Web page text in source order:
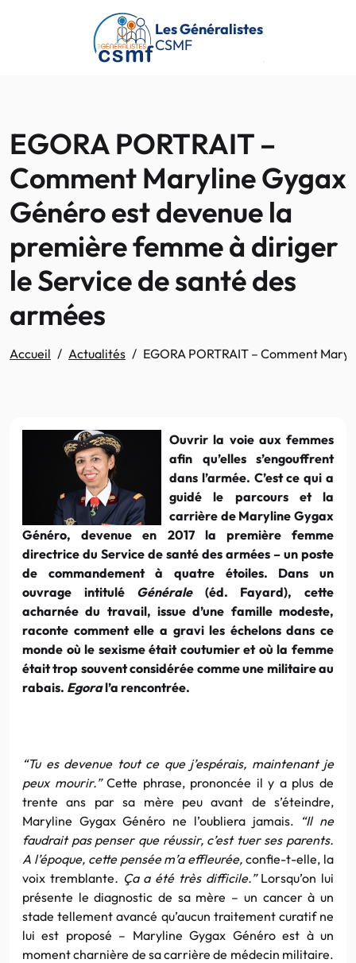
Passer au contenu principal
Les Généralistes
CSMF
EGORA PORTRAIT –
Comment Maryline Gygax
Généro est devenue la
première femme à diriger
le Service de santé des
armées
Accueil Actualités EGORA PORTRAIT – Comment
Ouvrir la voie aux femmes
afin qu’elles s’engouffrent
dans l’armée. C’est ce qui a
guidé le parcours et la
carrière de Maryline Gygax
Généro, devenue en 2017 la première femme
directrice du Service de santé des armées – un poste
de commandement à quatre étoiles. Dans un
ouvrage intitulé Générale(éd. Fayard), cette
acharnée du travail, issue d’une famille modeste,
raconte comment elle a gravi les échelons dans ce
monde où le sexisme était coutumier et où la femme
était trop souvent considérée comme une militaire au
rabais. Egoral’a rencontrée.
“Tu es devenue tout ce que j’espérais, maintenant je
peux mourir.”Cette phrase, prononcée il y a plus de
trente ans par sa mère peu avant de s’éteindre,
Maryline Gygax Généro ne l’oubliera jamais. “Il ne
faudrait pas penser que réussir, c’est tuer ses parents.
A l’époque, cette pensée m’a effleurée, confie-t-elle, la
voix tremblante. Ça a été très difficile.”Lorsqu’on lui
présente le diagnostic de sa mère – un cancer à un
stade tellement avancé qu’aucun traitement curatif ne
lui est proposé – Maryline Gygax Généro est à un
moment charnière de sa carrière de médecin militaire.